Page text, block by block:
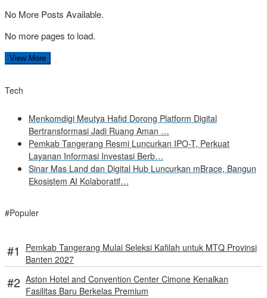
No More Posts Available.
No more pages to load.
View More
Tech
Menkomdigi Meutya Hafid Dorong Platform Digital
Bertransformasi Jadi Ruang Aman …
Pemkab Tangerang Resmi Luncurkan IPO-T, Perkuat
Layanan Informasi Investasi Berb…
Sinar Mas Land dan Digital Hub Luncurkan mBrace, Bangun
Ekosistem AI Kolaboratif…
#Populer
Pemkab Tangerang Mulai Seleksi Kafilah untuk MTQ Provinsi
Banten 2027
Aston Hotel and Convention Center Cimone Kenalkan
Fasilitas Baru Berkelas Premium